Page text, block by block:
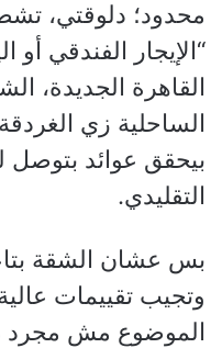
محدود؛ دلوقتي،
“الإيجار الفندقي
القاهرة الجديدة،
الساحلية زي
التقليدي.
بس عشان الشقة
وتجيب تقييمات
الموضوع مش